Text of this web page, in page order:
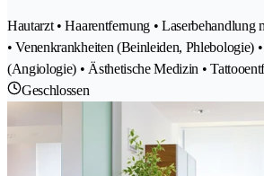
Hautarzt • Haarentfernung • Laserbehandlung
• Venenkrankheiten (Beinleiden, Phlebologie)
(Angiologie) • Ästhetische Medizin •
Geschlossen